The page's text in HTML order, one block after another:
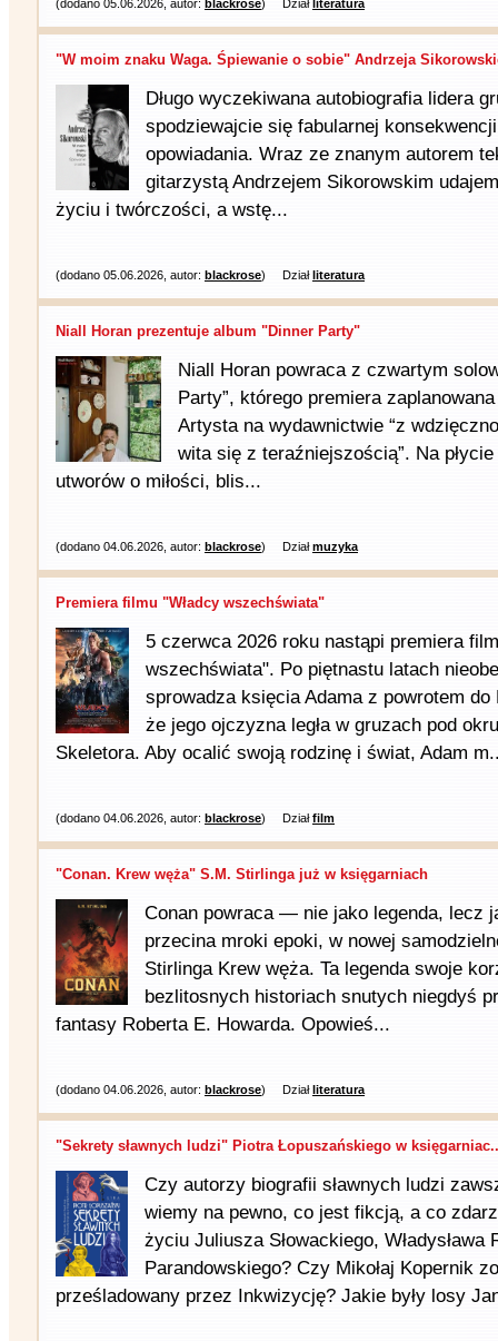
(dodano 05.06.2026, autor: blackrose) Dział literatura
"W moim znaku Waga. Śpiewanie o sobie" Andrzeja
Długo wyczekiwana autobiografia lidera
spodziewajcie się fabularnej
opowiadania. Wraz ze znanym autorem
gitarzystą Andrzejem Sikorowskim
życiu i twórczości, a wstę...
(dodano 05.06.2026, autor: blackrose) Działliteratura
Niall Horan prezentuje album "Dinner Party"
Niall Horan powraca z czwartym
Party”, którego premiera
Artysta na wydawnictwie “z
wita się z teraźniejszością”. Na
utworów o miłości, blis...
(dodano 04.06.2026, autor: blackrose) Działmuzyka
Premiera filmu "Władcy wszechświata"
5 czerwca 2026 roku nastąpi premiera
wszechświata". Po piętnastu latach
sprowadza księcia Adama z powrotem
że jego ojczyzna legła w gruzach pod
Skeletora. Aby ocalić swoją rodzinę i świat, Adam
(dodano 04.06.2026, autor: blackrose) Działfilm
"Conan. Krew węża" S.M. Stirlinga już w księgarniach
Conan powraca — nie jako legenda, lecz
przecina mroki epoki, w nowej
Stirlinga Krew węża. Ta legenda swoje
bezlitosnych historiach snutych niegdyś
fantasy Roberta E. Howarda. Opowieś...
(dodano 04.06.2026, autor: blackrose) Działliteratura
"Sekrety sławnych ludzi" Piotra Łopuszańskiego w
Czy autorzy biografii sławnych ludzi
wiemy na pewno, co jest fikcją, a co
życiu Juliusza Słowackiego, Władysława
Parandowskiego? Czy Mikołaj Kopernik
prześladowany przez Inkwizycję? Jakie były losy